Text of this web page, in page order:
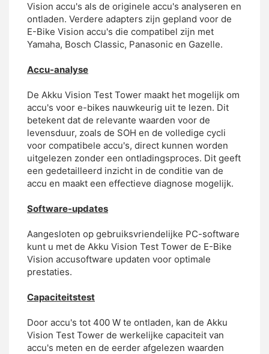
Vision accu's als de originele accu's analyseren en
ontladen. Verdere adapters zijn gepland voor de
E-Bike Vision accu's die compatibel zijn met
Yamaha, Bosch Classic, Panasonic en Gazelle.
Accu-analyse
De Akku Vision Test Tower maakt het mogelijk om
accu's voor e-bikes nauwkeurig uit te lezen. Dit
betekent dat de relevante waarden voor de
levensduur, zoals de SOH en de volledige cycli
voor compatibele accu's, direct kunnen worden
uitgelezen zonder een ontladingsproces. Dit geeft
een gedetailleerd inzicht in de conditie van de
accu en maakt een effectieve diagnose mogelijk.
Software-updates
Aangesloten op gebruiksvriendelijke PC-software
kunt u met de Akku Vision Test Tower de E-Bike
Vision accusoftware updaten voor optimale
prestaties.
Capaciteitstest
Door accu's tot 400 W te ontladen, kan de Akku
Vision Test Tower de werkelijke capaciteit van
accu's meten en de eerder afgelezen waarden